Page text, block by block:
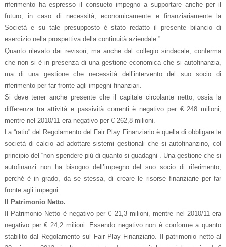
riferimento ha espresso il consueto impegno a supportare anche per il
futuro, in caso di necessità, economicamente e finanziariamente la
Società e su tale presupposto è stato redatto il presente bilancio di
esercizio nella prospettiva della continuità aziendale.”
Quanto rilevato dai revisori, ma anche dal collegio sindacale, conferma
che non si è in presenza di una gestione economica che si autofinanzia,
ma di una gestione che necessità dell’intervento del suo socio di
riferimento per far fronte agli impegni finanziari.
Si deve tener anche presente che il capitale circolante netto, ossia la
differenza tra attività e passività correnti è negativo per € 248 milioni,
mentre nel 2010/11 era negativo per € 262,8 milioni.
La “ratio” del Regolamento del Fair Play Finanziario è quella di obbligare le
società di calcio ad adottare sistemi gestionali che si autofinanzino, col
principio del “non spendere più di quanto si guadagni”. Una gestione che si
autofinanzi non ha bisogno dell’impegno del suo socio di riferimento,
perché è in grado, da se stessa, di creare le risorse finanziarie per far
fronte agli impegni.
Il Patrimonio Netto.
Il Patrimonio Netto è negativo per € 21,3 milioni, mentre nel 2010/11 era
negativo per € 24,2 milioni. Essendo negativo non è conforme a quanto
stabilito dal Regolamento sul Fair Play Finanziario. Il patrimonio netto al